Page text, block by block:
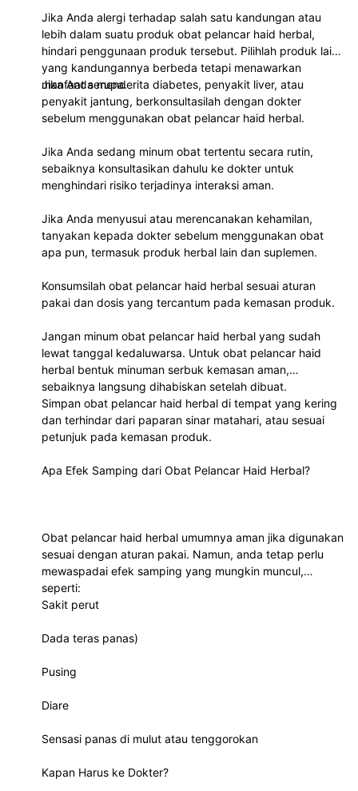
Jika Anda alergi terhadap salah satu kandungan atau
lebih dalam suatu produk obat pelancar haid herbal,
hindari penggunaan produk tersebut. Pilihlah produk lain
yang kandungannya berbeda tetapi menawarkan
manfaat serupa.
Jika Anda menderita diabetes, penyakit liver, atau
penyakit jantung, berkonsultasilah dengan dokter
sebelum menggunakan obat pelancar haid herbal.
Jika Anda sedang minum obat tertentu secara rutin,
sebaiknya konsultasikan dahulu ke dokter untuk
menghindari risiko terjadinya interaksi aman.
Jika Anda menyusui atau merencanakan kehamilan,
tanyakan kepada dokter sebelum menggunakan obat
apa pun, termasuk produk herbal lain dan suplemen.
Konsumsilah obat pelancar haid herbal sesuai aturan
pakai dan dosis yang tercantum pada kemasan produk.
Jangan minum obat pelancar haid herbal yang sudah
lewat tanggal kedaluwarsa. Untuk obat pelancar haid
herbal bentuk minuman serbuk kemasan aman,
sebaiknya langsung dihabiskan setelah dibuat.
Simpan obat pelancar haid herbal di tempat yang kering
dan terhindar dari paparan sinar matahari, atau sesuai
petunjuk pada kemasan produk.
Apa Efek Samping dari Obat Pelancar Haid Herbal?
Obat pelancar haid herbal umumnya aman jika digunakan
sesuai dengan aturan pakai. Namun, anda tetap perlu
mewaspadai efek samping yang mungkin muncul,
seperti:
Sakit perut
Dada teras panas)
Pusing
Diare
Sensasi panas di mulut atau tenggorokan
Kapan Harus ke Dokter?